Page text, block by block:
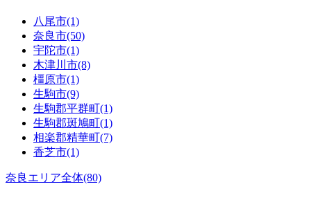
八尾市(1)
奈良市(50)
宇陀市(1)
木津川市(8)
橿原市(1)
生駒市(9)
生駒郡平群町(1)
生駒郡斑鳩町(1)
相楽郡精華町(7)
香芝市(1)
奈良エリア全体(80)